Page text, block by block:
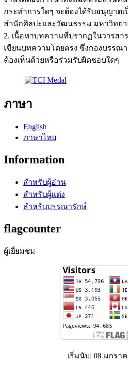
กระทำการใดๆ จะต้องได้รับอนุญาต
สำนักศิลปะและวัฒนธรรม มหาวิทยา
2. เนื้อหาบทความที่ปรากฏในวารสา
เขียนบทความโดยตรง ซึ่งกองบรรณ
ต้องเห็นด้วยหรือร่วมรับผิดชอบใดๆ
ภาษา
English
ภาษาไทย
Information
สำหรับผู้อ่าน
สำหรับผู้แต่ง
สำหรับบรรณารักษ์
flagcounter
ผู้เยี่ยมชม
เริ่มนับ: 08 มกรา